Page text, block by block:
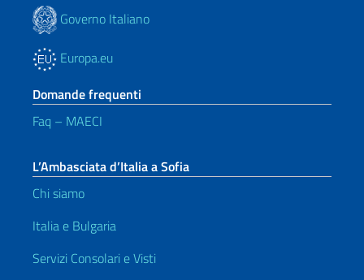
Governo Italiano
Europa.eu
Domande frequenti
Faq – MAECI
L’Ambasciata d’Italia a Sofia
Chi siamo
Italia e Bulgaria
Servizi Consolari e Visti